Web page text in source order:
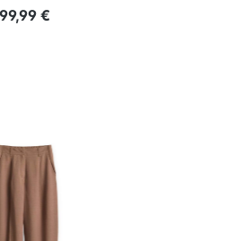
Regulärer Preis:
99,99 €